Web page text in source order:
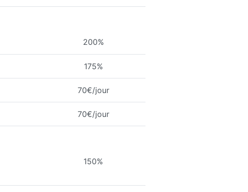
200%
175%
70€/jour
70€/jour
150%